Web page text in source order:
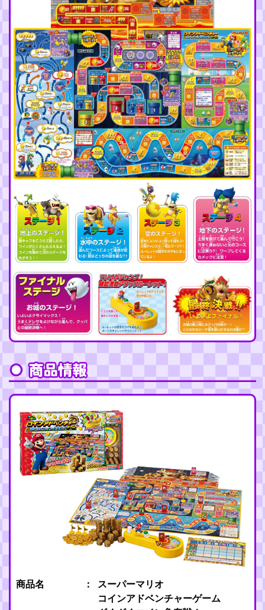
商品名
スーパーマリオ
コインアドベンチャーゲーム